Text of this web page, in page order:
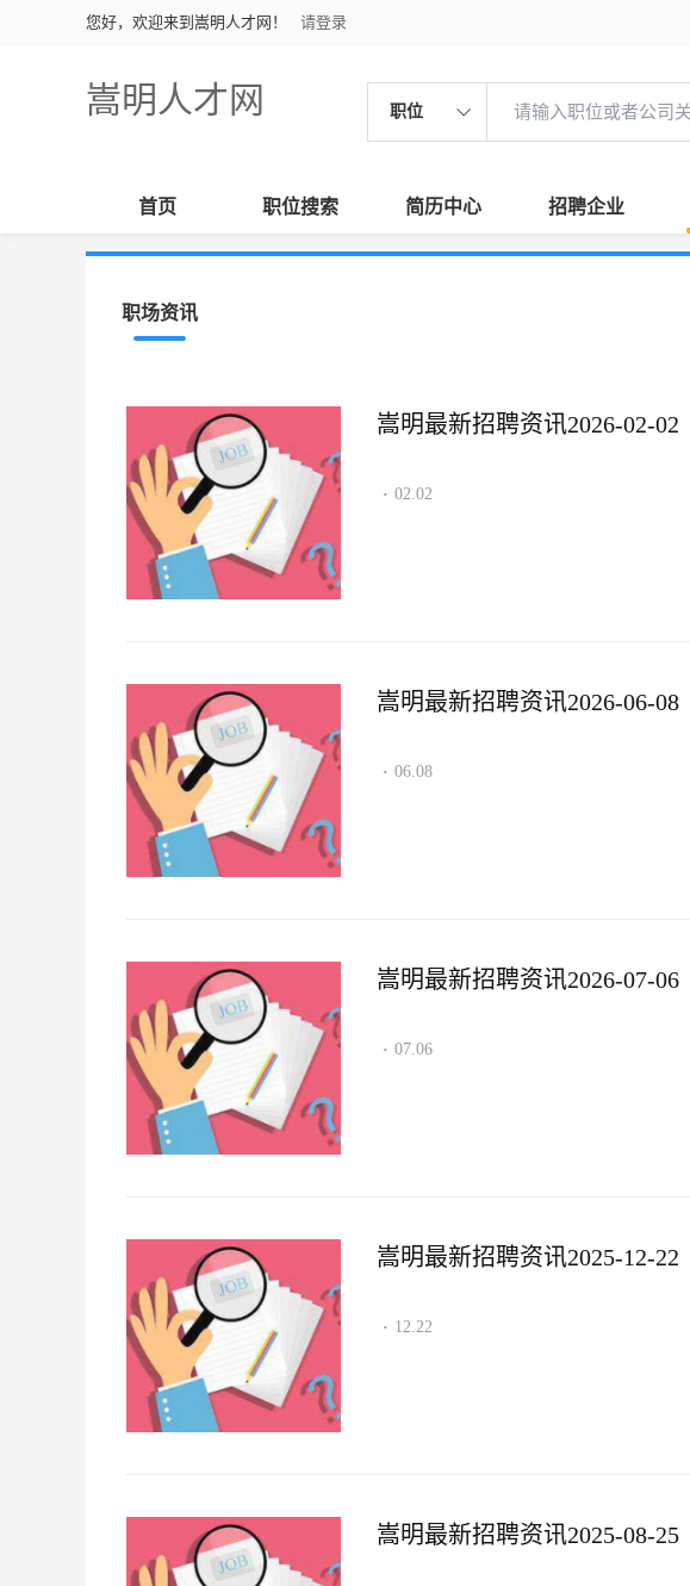
您好，欢迎来到嵩明人才网！ 请登录
嵩明人才网 职位
首页 职位搜索 简历中心 招聘企业
职场资讯
嵩明最新招聘资讯2026-02-02
· 02.02
嵩明最新招聘资讯2026-06-08
· 06.08
嵩明最新招聘资讯2026-07-06
· 07.06
嵩明最新招聘资讯2025-12-22
· 12.22
嵩明最新招聘资讯2025-08-25